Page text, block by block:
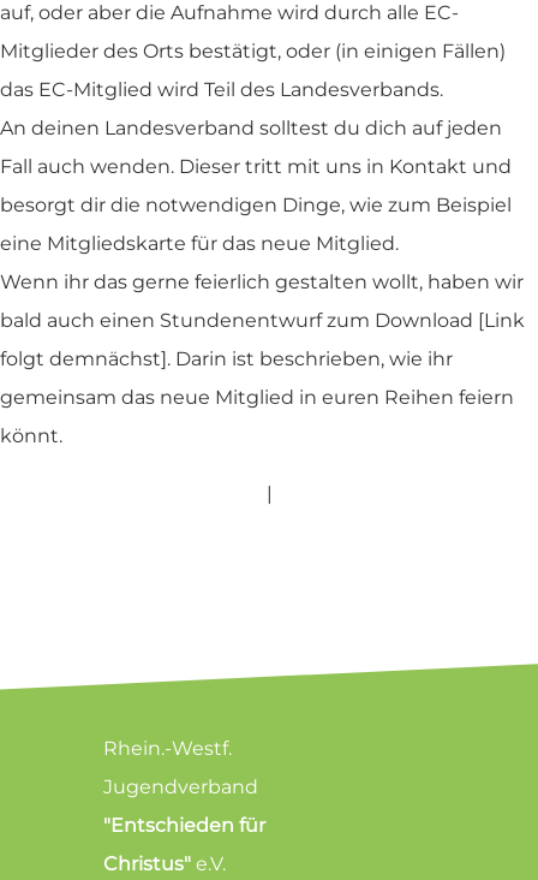
auf, oder aber die Aufnahme wird durch alle EC-
Mitglieder des Orts bestätigt, oder (in einigen Fällen)
das EC-Mitglied wird Teil des Landesverbands.
An deinen Landesverband solltest du dich auf jeden
Fall auch wenden. Dieser tritt mit uns in Kontakt und
besorgt dir die notwendigen Dinge, wie zum Beispiel
eine Mitgliedskarte für das neue Mitglied.
Wenn ihr das gerne feierlich gestalten wollt, haben wir
bald auch einen Stundenentwurf zum Download [Link
folgt demnächst]. Darin ist beschrieben, wie ihr
gemeinsam das neue Mitglied in euren Reihen feiern
könnt.
Rhein.-Westf.
Jugendverband
"Entschieden für
Christus"e.V.